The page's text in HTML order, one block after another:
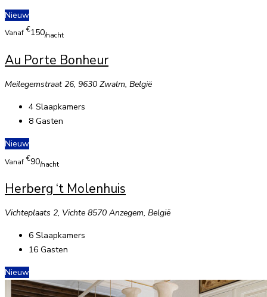
Nieuw
Vanaf €150/nacht
Au Porte Bonheur
Meilegemstraat 26, 9630 Zwalm, België
4 Slaapkamers
8 Gasten
Nieuw
Vanaf €90/nacht
Herberg ‘t Molenhuis
Vichteplaats 2, Vichte 8570 Anzegem, België
6 Slaapkamers
16 Gasten
Nieuw